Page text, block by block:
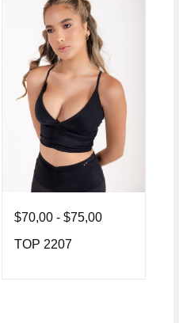
$70,00 - $75,00
TOP 2207